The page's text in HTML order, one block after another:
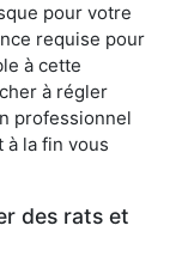
pour votre
requise pour
à cette
à régler
professionnel
à la fin vous
des rats et